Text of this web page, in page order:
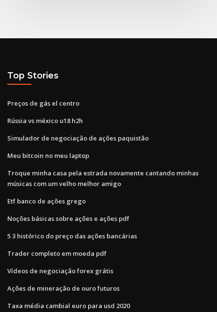
Top Stories
Preços de gás el centro
Rússia vs méxico u18 h2h
Simulador de negociação de ações paquistão
Meu bitcoin no meu laptop
Troque minha casa pela estrada novamente cantando minhas
músicas com um velho melhor amigo
Etf banco de ações grego
Noções básicas sobre ações e ações pdf
5 3 histórico do preço das ações bancárias
Trader completo em moeda pdf
Vídeos de negociação forex grátis
Ações de mineração de ouro futuros
Taxa média cambial euro para usd 2020